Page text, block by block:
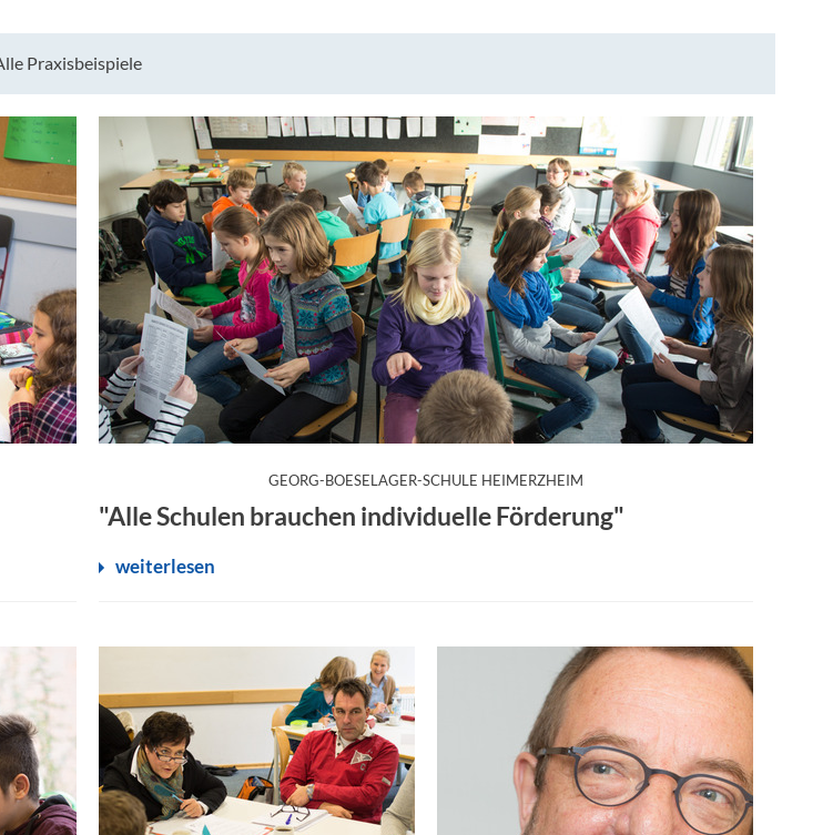
Praxisbeispiele
GEORG-BOESELAGER-SCHULE HEIMERZHEIM
"Alle Schulen brauchen individuelle Förderung"
weiterlesen